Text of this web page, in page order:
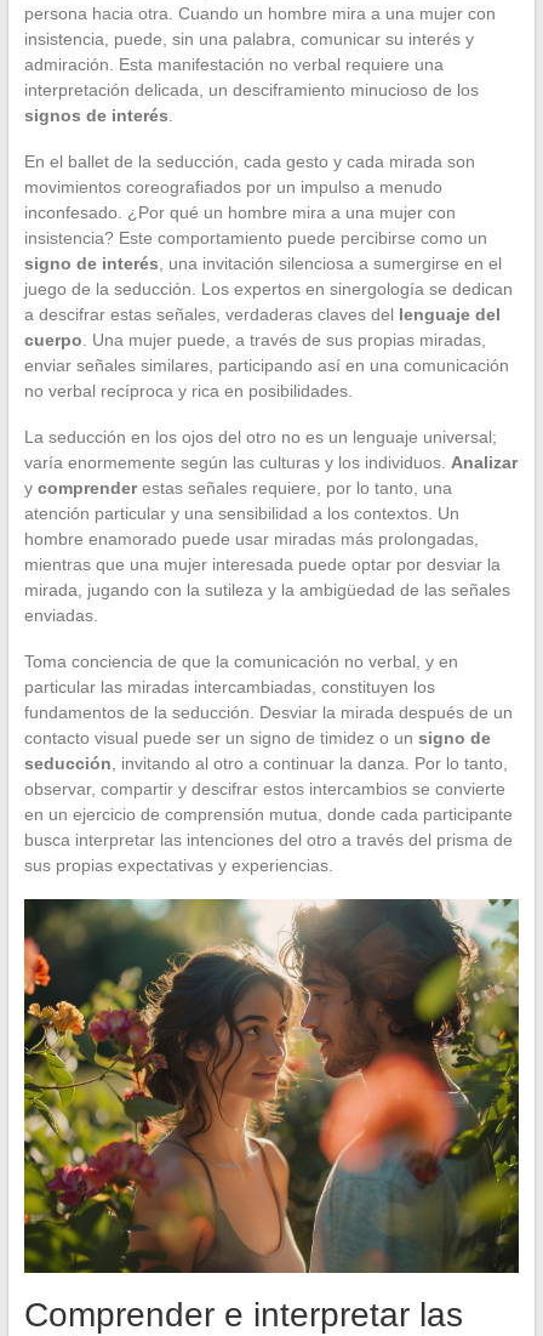
persona hacia otra. Cuando un hombre mira a una mujer con
insistencia, puede, sin una palabra, comunicar su interés y
admiración. Esta manifestación no verbal requiere una
interpretación delicada, un desciframiento minucioso de los
signos de interés
En el ballet de la seducción, cada gesto y cada mirada son
movimientos coreografiados por un impulso a menudo
inconfesado. ¿Por qué un hombre mira a una mujer con
insistencia? Este comportamiento puede percibirse como un
signo de interés , una invitación silenciosa a sumergirse en el
juego de la seducción. Los expertos en sinergología se dedican
a descifrar estas señales, verdaderas claves del lenguaje del
cuerpo . Una mujer puede, a través de sus propias miradas,
enviar señales similares, participando así en una comunicación
no verbal recíproca y rica en posibilidades.
La seducción en los ojos del otro no es un lenguaje universal;
varía enormemente según las culturas y los individuos. Analizar
y comprenderestas señales requiere, por lo tanto, una
atención particular y una sensibilidad a los contextos. Un
hombre enamorado puede usar miradas más prolongadas,
mientras que una mujer interesada puede optar por desviar la
mirada, jugando con la sutileza y la ambigüedad de las señales
enviadas.
Toma conciencia de que la comunicación no verbal, y en
particular las miradas intercambiadas, constituyen los
fundamentos de la seducción. Desviar la mirada después de un
contacto visual puede ser un signo de timidez o un signo de
seducción , invitando al otro a continuar la danza. Por lo tanto,
observar, compartir y descifrar estos intercambios se convierte
en un ejercicio de comprensión mutua, donde cada participante
busca interpretar las intenciones del otro a través del prisma de
sus propias expectativas y experiencias.
Comprender e interpretar las